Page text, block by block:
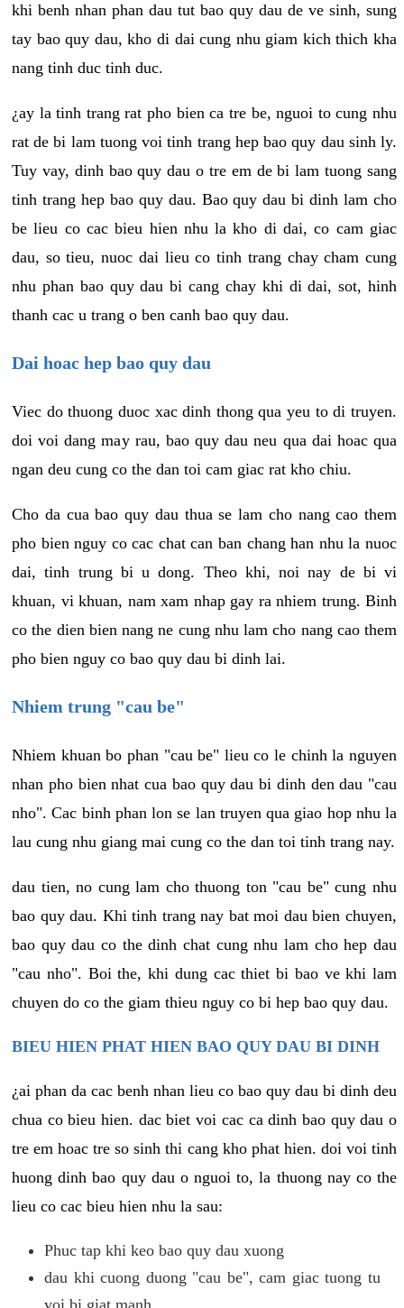
khi benh nhan phan dau tut bao quy dau de ve sinh, sung
tay bao quy dau, kho di dai cung nhu giam kich thich kha
nang tinh duc tinh duc.
¿ay la tinh trang rat pho bien ca tre be, nguoi to cung nhu
rat de bi lam tuong voi tinh trang hep bao quy dau sinh ly.
Tuy vay, dinh bao quy dau o tre em de bi lam tuong sang
tinh trang hep bao quy dau. Bao quy dau bi dinh lam cho
be lieu co cac bieu hien nhu la kho di dai, co cam giac
dau, so tieu, nuoc dai lieu co tinh trang chay cham cung
nhu phan bao quy dau bi cang chay khi di dai, sot, hinh
thanh cac u trang o ben canh bao quy dau.
Dai hoac hep bao quy dau
Viec do thuong duoc xac dinh thong qua yeu to di truyen.
doi voi dang may rau, bao quy dau neu qua dai hoac qua
ngan deu cung co the dan toi cam giac rat kho chiu.
Cho da cua bao quy dau thua se lam cho nang cao them
pho bien nguy co cac chat can ban chang han nhu la nuoc
dai, tinh trung bi u dong. Theo khi, noi nay de bi vi
khuan, vi khuan, nam xam nhap gay ra nhiem trung. Binh
co the dien bien nang ne cung nhu lam cho nang cao them
pho bien nguy co bao quy dau bi dinh lai.
Nhiem trung "cau be"
Nhiem khuan bo phan "cau be" lieu co le chinh la nguyen
nhan pho bien nhat cua bao quy dau bi dinh den dau "cau
nho". Cac binh phan lon se lan truyen qua giao hop nhu la
lau cung nhu giang mai cung co the dan toi tinh trang nay.
dau tien, no cung lam cho thuong ton "cau be" cung nhu
bao quy dau. Khi tinh trang nay bat moi dau bien chuyen,
bao quy dau co the dinh chat cung nhu lam cho hep dau
"cau nho". Boi the, khi dung cac thiet bi bao ve khi lam
chuyen do co the giam thieu nguy co bi hep bao quy dau.
BIEU HIEN PHAT HIEN BAO QUY DAU BI DINH
¿ai phan da cac benh nhan lieu co bao quy dau bi dinh deu
chua co bieu hien. dac biet voi cac ca dinh bao quy dau o
tre em hoac tre so sinh thi cang kho phat hien. doi voi tinh
huong dinh bao quy dau o nguoi to, la thuong nay co the
lieu co cac bieu hien nhu la sau:
Phuc tap khi keo bao quy dau xuong
dau khi cuong duong "cau be", cam giac tuong tu